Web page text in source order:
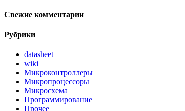
Свежие комментарии
Рубрики
datasheet
wiki
Микроконтроллеры
Микропроцессоры
Микросхема
Программирование
Прочее